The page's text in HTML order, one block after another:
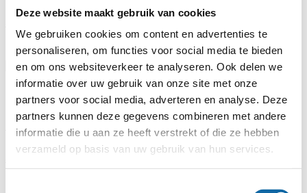
Deze website maakt gebruik van cookies
We gebruiken cookies om content en advertenties te
personaliseren, om functies voor social media te bieden
en om ons websiteverkeer te analyseren. Ook delen we
informatie over uw gebruik van onze site met onze
partners voor social media, adverteren en analyse. Deze
partners kunnen deze gegevens combineren met andere
informatie die u aan ze heeft verstrekt of die ze hebben
verzameld op basis van uw gebruik van hun services.
0172 - 42 70 79
J. (Jaimy) van Hagen
Jurist letselschade